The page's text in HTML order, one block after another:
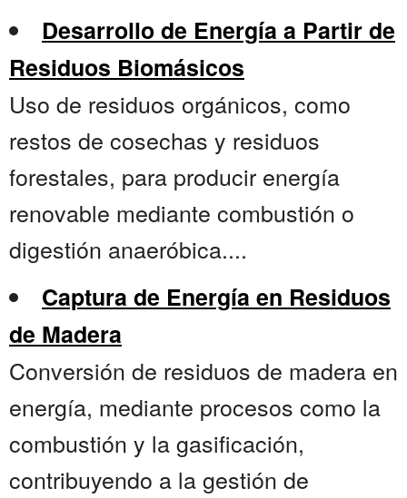
Desarrollo de Energía a Partir de
Residuos Biomásicos
Uso de residuos orgánicos, como
restos de cosechas y residuos
forestales, para producir energía
renovable mediante combustión o
digestión anaeróbica....
Captura de Energía en Residuos
de Madera
Conversión de residuos de madera en
energía, mediante procesos como la
combustión y la gasificación,
contribuyendo a la gestión de